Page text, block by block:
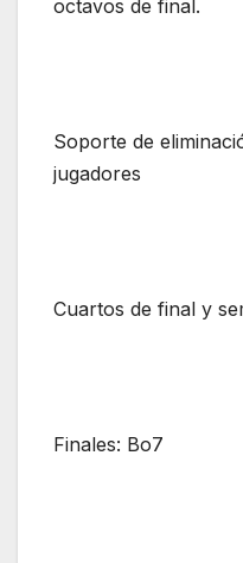
octavos de final.
Soporte de
jugadores
Cuartos de final y
Finales: Bo7